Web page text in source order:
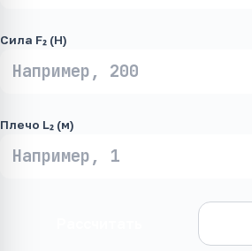
Сила F₂ (Н)
Плечо L₂ (м)